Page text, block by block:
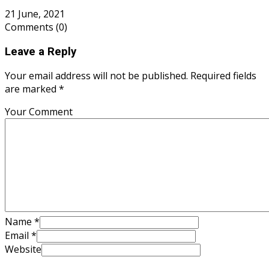
21 June, 2021
Comments (0)
Leave a Reply
Your email address will not be published. Required fields
are marked *
Your Comment
Name *
Email *
Website